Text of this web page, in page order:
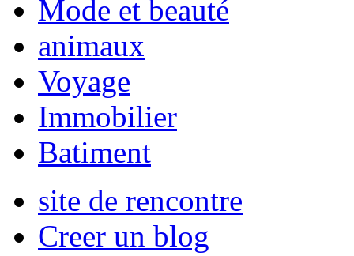
Mode et beauté
animaux
Voyage
Immobilier
Batiment
site de rencontre
Creer un blog